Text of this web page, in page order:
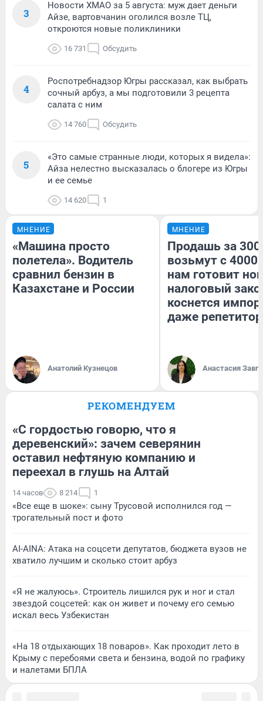
3
Новости ХМАО за 5 августа: муж дает деньги
Айзе, вартовчанин оголился возле ТЦ,
откроются новые поликлиники
16 731 Обсудить
4
Роспотребнадзор Югры рассказал, как выбрать
сочный арбуз, а мы подготовили 3 рецепта
салата с ним
14 760 Обсудить
5
«Это самые странные люди, которых я видела»:
Айза нелестно высказалась о блогере из Югры
и ее семье
14 620 1
МНЕНИЕ
«Машина просто
полетела». Водитель
сравнил бензин в
Казахстане и России
Анатолий Кузнецов
МНЕНИЕ
Продашь за
возьмут с
нам готовит
налоговый
коснется
даже
Анастасия
РЕКОМЕНДУЕМ
«С гордостью говорю, что я
деревенский»: зачем северянин
оставил нефтяную компанию и
переехал в глушь на Алтай
14 часов 8 214 1
«Все еще в шоке»: сыну Трусовой исполнился год —
трогательный пост и фото
AI-AINA: Атака на соцсети депутатов, бюджета вузов не
хватило лучшим и сколько стоит арбуз
«Я не жалуюсь». Строитель лишился рук и ног и стал
звездой соцсетей: как он живет и почему его семью
искал весь Узбекистан
«На 18 отдыхающих 18 поваров». Как проходит лето в
Крыму с перебоями света и бензина, водой по графику
и налетами БПЛА